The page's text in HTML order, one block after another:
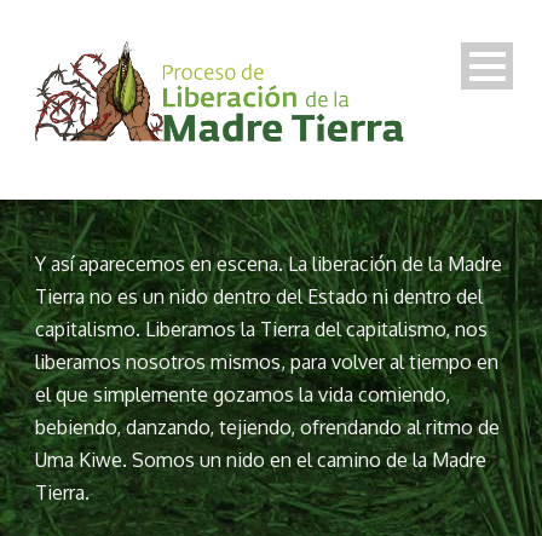
Y así aparecemos en escena. La liberación de la Madre
Tierra no es un nido dentro del Estado ni dentro del
capitalismo. Liberamos la Tierra del capitalismo, nos
liberamos nosotros mismos, para volver al tiempo en
el que simplemente gozamos la vida comiendo,
bebiendo, danzando, tejiendo, ofrendando al ritmo de
Uma Kiwe. Somos un nido en el camino de la Madre
Tierra.